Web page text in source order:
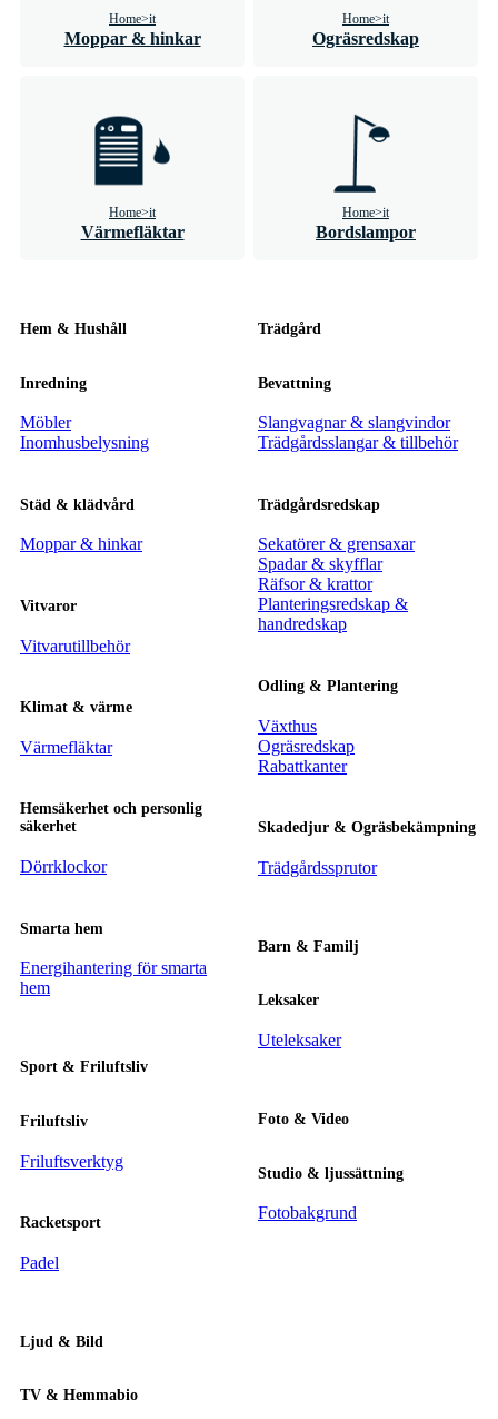
Home>it
Moppar & hinkar
Home>it
Ogräsredskap
Home>it
Värmefläktar
Home>it
Bordslampor
Hem & Hushåll
Inredning
Möbler
Inomhusbelysning
Städ & klädvård
Moppar & hinkar
Vitvaror
Vitvarutillbehör
Klimat & värme
Värmefläktar
Hemsäkerhet och personlig
säkerhet
Dörrklockor
Smarta hem
Energihantering för smarta
hem
Sport & Friluftsliv
Friluftsliv
Friluftsverktyg
Racketsport
Padel
Ljud & Bild
TV & Hemmabio
Trädgård
Bevattning
Slangvagnar & slangvindor
Trädgårdsslangar & tillbehör
Trädgårdsredskap
Sekatörer & grensaxar
Spadar & skyfflar
Räfsor & krattor
Planteringsredskap &
handredskap
Odling & Plantering
Växthus
Ogräsredskap
Rabattkanter
Skadedjur & Ogräsbekämpning
Trädgårdssprutor
Barn & Familj
Leksaker
Uteleksaker
Foto & Video
Studio & ljussättning
Fotobakgrund